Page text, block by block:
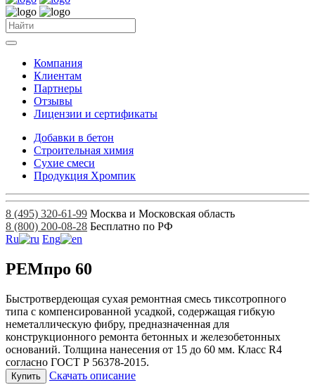
Компания
Клиентам
Партнеры
Отзывы
Лицензии и сертификаты
Добавки в бетон
Строительная химия
Сухие смеси
Продукция Хромпик
8 (495) 320-61-99 Москва и Московская область
8 (800) 200-08-28 Бесплатно по РФ
Ru
Eng
РЕМпро 60
Быстротвердеющая сухая ремонтная смесь тиксотропного
типа с компенсированной усадкой, содержащая гибкую
неметаллическую фибру, предназначенная для
конструкционного ремонта бетонных и железобетонных
оснований. Толщина нанесения от 15 до 60 мм. Класс R4
согласно ГОСТ Р 56378-2015.
Купить Скачать описание